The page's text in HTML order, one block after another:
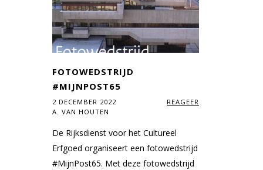
FOTOWEDSTRIJD
#MIJNPOST65
2 DECEMBER 2022
REAGEER
A. VAN HOUTEN
De Rijksdienst voor het Cultureel
Erfgoed organiseert een fotowedstrijd
#MijnPost65. Met deze fotowedstrijd